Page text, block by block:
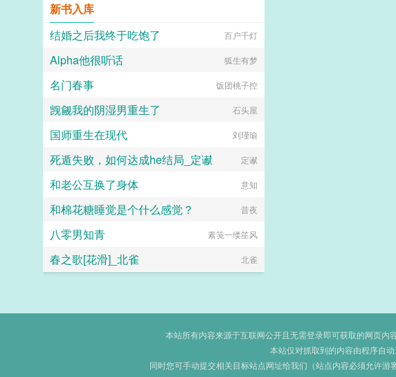
新书入库
结婚之后我终于吃饱了
百户千灯
Alpha他很听话 狐生有梦
名门春事 饭团桃子控
觊觎我的阴湿男重生了 石头屋
国师重生在现代 刘瑾瑜
死遁失败，如何达成he结局_定谳 定谳
和老公互换了身体 意知
和棉花糖睡觉是个什么感觉？ 昔夜
八零男知青 素笺一缕笙风
春之歌[花滑]_北雀 北雀
本站所有内容来源于互联网公开且无需登录即可获取的网页内
本站仅对抓取到的内容由程序自
同时您可手动提交相关目标站点网址给我们（站点内容必须允许